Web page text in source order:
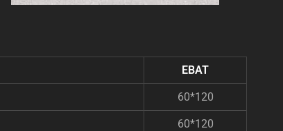
EBAT
60*120
60*120